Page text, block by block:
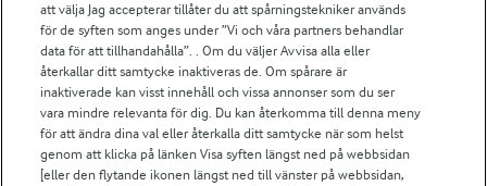
Arlas kundportal
Arla.com
Falbygdens Ost
Arla webbshop
Bildbank
att välja Jag accepterar tillåter du att spårningstekniker används
för de syften som anges under ”Vi och våra partners behandlar
data för att tillhandahålla”. . Om du väljer Avvisa alla eller
återkallar ditt samtycke inaktiveras de. Om spårare är
inaktiverade kan visst innehåll och vissa annonser som du ser
vara mindre relevanta för dig. Du kan återkomma till denna meny
för att ändra dina val eller återkalla ditt samtycke när som helst
genom att klicka på länken Visa syften längst ned på webbsidan
[eller den flytande ikonen längst ned till vänster på webbsidan,